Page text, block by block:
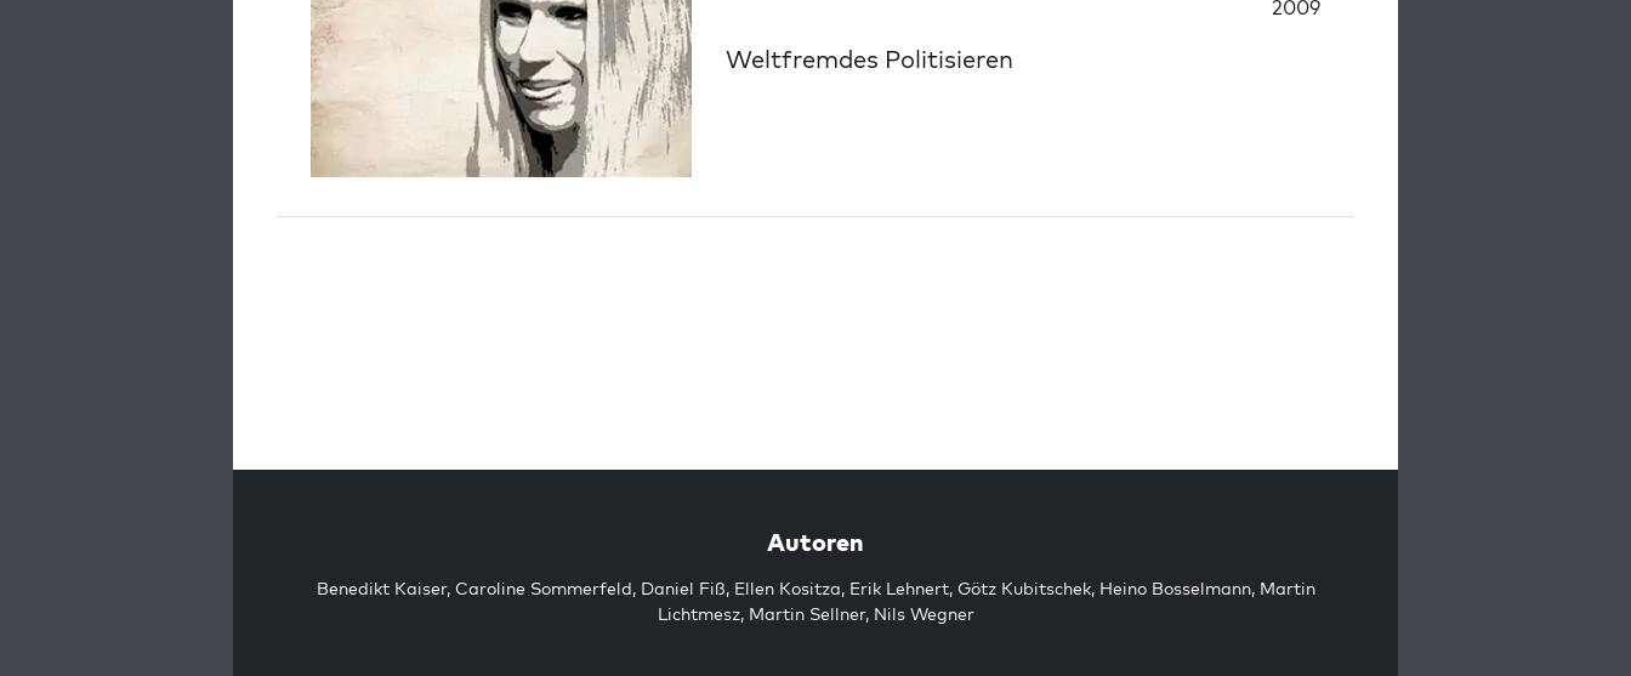
2009
Weltfremdes Politisieren
Autoren
Benedikt Kaiser, Caroline Sommerfeld, Daniel Fiß, Ellen Kositza, Erik Lehnert, Götz Kubitschek, Heino Bosselmann, Martin
Lichtmesz, Martin Sellner, Nils Wegner